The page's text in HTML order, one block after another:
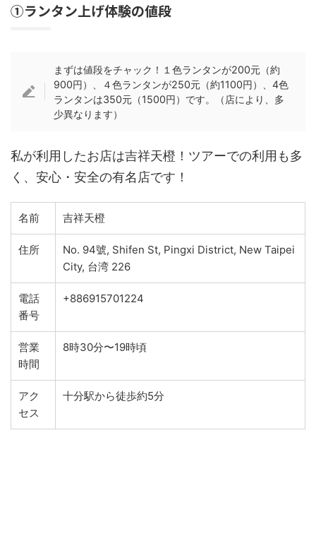
①ランタン上げ体験の値段
まずは値段をチャック！１色ランタンが200元（約
900円）、４色ランタンが250元（約1100円）、4色
ランタンは350元（1500円）です。（店により、多
少異なります）
私が利用したお店は吉祥天橙！ツアーでの利用も多
く、安心・安全の有名店です！
名前 吉祥天橙
住所
No. 94號, Shifen St, Pingxi District, New Taipei
City, 台湾 226
電話
番号
+886915701224
営業
時間
8時30分〜19時頃
アク
セス
十分駅から徒歩約5分